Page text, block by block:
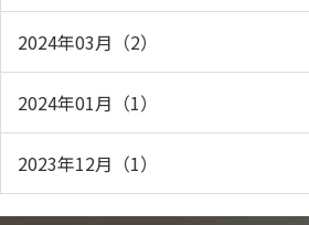
2024年03月（2）
2024年01月（1）
2023年12月（1）